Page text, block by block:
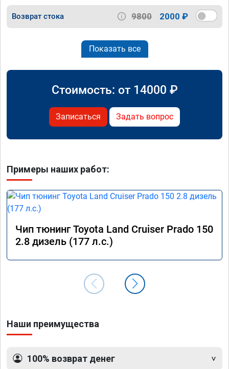
Возврат стока 9800 2000 ₽
Показать все
Стоимость: от 14000 ₽
Записаться Задать вопрос
Примеры наших работ:
Чип тюнинг Toyota Land Cruiser Prado 150
2.8 дизель (177 л.с.)
Наши преимущества
100% возврат денег